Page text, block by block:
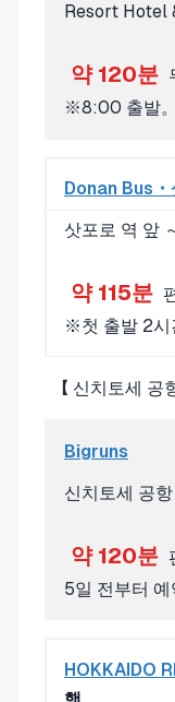
Resort Hotel
약 120분
※8:00 출발
Donan Bus
삿포로 역 앞
약 115분
※첫 출발 2시
【 신치토세 공
Bigruns
신치토세 공
약 120분
5일 전부터 예
HOKKAIDO